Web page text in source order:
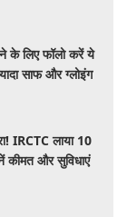
के लिए फॉलो करें ये
साफ और ग्लोइंग
IRCTC लाया 10
और सुविधाएं